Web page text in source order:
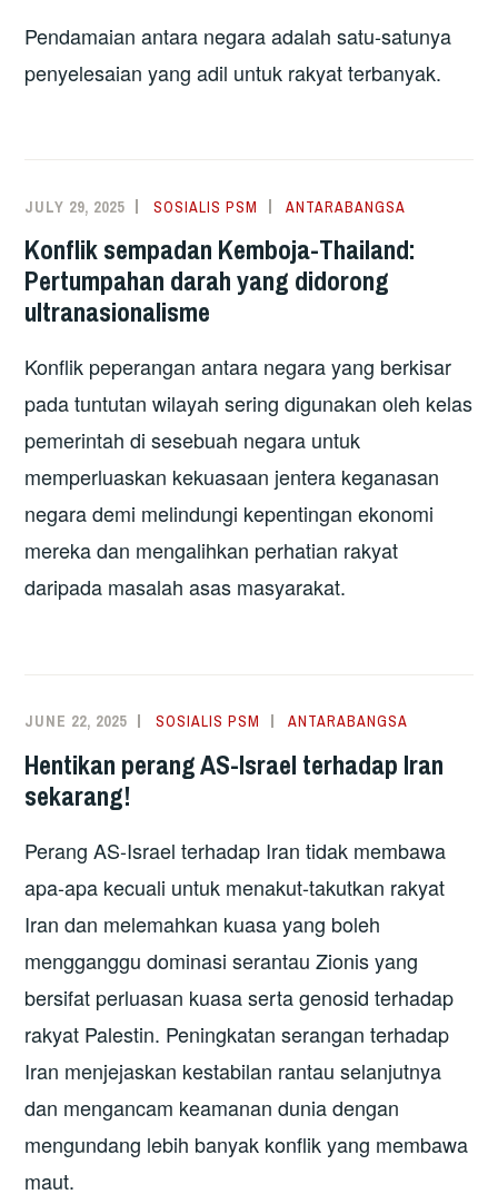
Pendamaian antara negara adalah satu-satunya
penyelesaian yang adil untuk rakyat terbanyak.
JULY 29, 2025 SOSIALIS PSM ANTARABANGSA
Konflik sempadan Kemboja-Thailand:
Pertumpahan darah yang didorong
ultranasionalisme
Konflik peperangan antara negara yang berkisar
pada tuntutan wilayah sering digunakan oleh kelas
pemerintah di sesebuah negara untuk
memperluaskan kekuasaan jentera keganasan
negara demi melindungi kepentingan ekonomi
mereka dan mengalihkan perhatian rakyat
daripada masalah asas masyarakat.
JUNE 22, 2025 SOSIALIS PSM ANTARABANGSA
Hentikan perang AS-Israel terhadap Iran
sekarang!
Perang AS-Israel terhadap Iran tidak membawa
apa-apa kecuali untuk menakut-takutkan rakyat
Iran dan melemahkan kuasa yang boleh
mengganggu dominasi serantau Zionis yang
bersifat perluasan kuasa serta genosid terhadap
rakyat Palestin. Peningkatan serangan terhadap
Iran menjejaskan kestabilan rantau selanjutnya
dan mengancam keamanan dunia dengan
mengundang lebih banyak konflik yang membawa
maut.